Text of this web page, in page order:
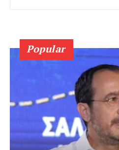
Popular